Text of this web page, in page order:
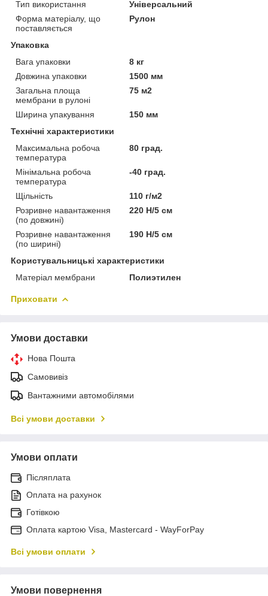
Тип використання
Універсальний
Форма матеріалу, що
поставляється
Рулон
Упаковка
Вага упаковки
8 кг
Довжина упаковки
1500 мм
Загальна площа
мембрани в рулоні
75 м2
Ширина упакування
150 мм
Технічні характеристики
Максимальна робоча
температура
80 град.
Мінімальна робоча
температура
-40 град.
Щільність
110 г/м2
Розривне навантаження
(по довжині)
220 Н/5 см
Розривне навантаження
(по ширині)
190 Н/5 см
Користувальницькі характеристики
Матеріал мембрани
Полиэтилен
Приховати
Умови доставки
Нова Пошта
Самовивіз
Вантажними автомобілями
Всі умови доставки
Умови оплати
Післяплата
Оплата на рахунок
Готівкою
Оплата картою Visa, Mastercard - WayForPay
Всі умови оплати
Умови повернення